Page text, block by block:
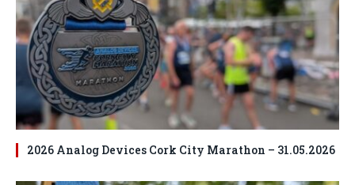
2026 Analog Devices Cork City Marathon – 31.05.2026